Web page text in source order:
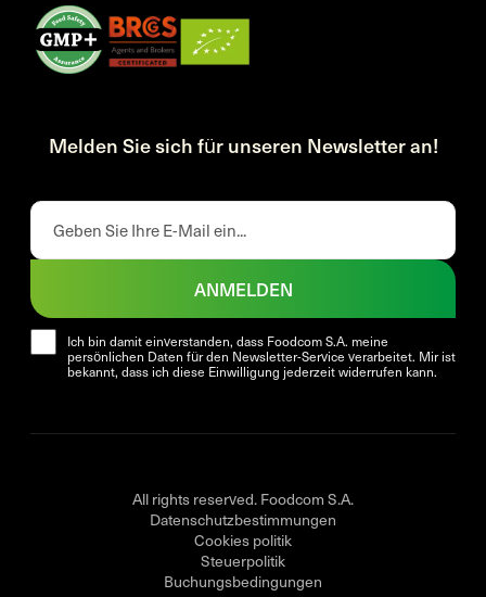
Melden Sie sich für unseren Newsletter an!
Ich bin damit einverstanden, dass Foodcom S.A. meine
persönlichen Daten für den Newsletter-Service verarbeitet. Mir ist
bekannt, dass ich diese Einwilligung jederzeit widerrufen kann.
ANMELDEN
All rights reserved. Foodcom S.A.
Datenschutzbestimmungen
Cookies politik
Steuerpolitik
Buchungsbedingungen